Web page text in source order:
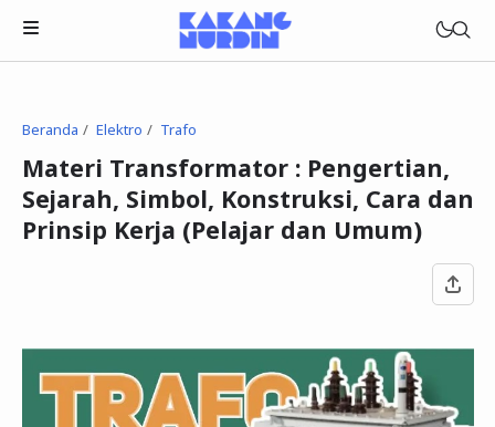
Beranda Elektro Trafo
Materi Transformator : Pengertian,
Sejarah, Simbol, Konstruksi, Cara dan
Prinsip Kerja (Pelajar dan Umum)